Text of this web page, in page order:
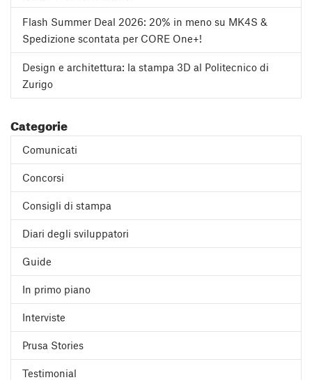
Flash Summer Deal 2026: 20% in meno su MK4S &
Spedizione scontata per CORE One+!
Design e architettura: la stampa 3D al Politecnico di
Zurigo
Categorie
Comunicati
Concorsi
Consigli di stampa
Diari degli sviluppatori
Guide
In primo piano
Interviste
Prusa Stories
Testimonial